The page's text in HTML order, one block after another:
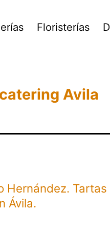
Floristerías
catering Avila
Hernández.
Ávila.